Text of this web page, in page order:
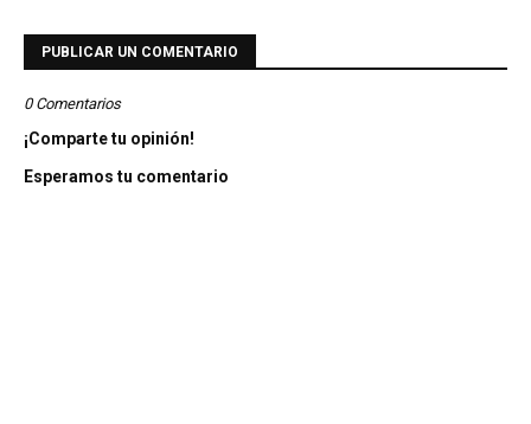
PUBLICAR UN COMENTARIO
0 Comentarios
¡Comparte tu opinión!
Esperamos tu comentario